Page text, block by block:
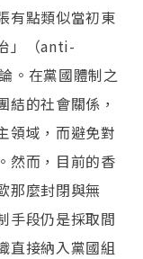
有點類似當初東
」（anti-
在黨國體制之
的社會關係，
領域，而避免對
然而，目前的香
那麼封閉與無
手段仍是採取間
直接納入黨國組